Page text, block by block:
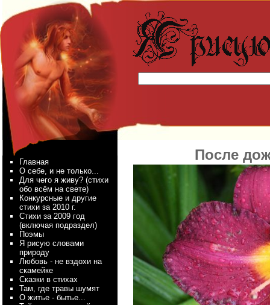
Главная
О себе, и не только...
Для чего я живу? (стихи
обо всём на свете)
Конкурсные и другие
стихи за 2010 г.
Стихи за 2009 год
(включая подраздел)
Поэмы
Я рисую словами
природу
Любовь - не вздохи на
скамейке
Сказки в стихах
Там, где травы шумят
О житье - бытье...
После